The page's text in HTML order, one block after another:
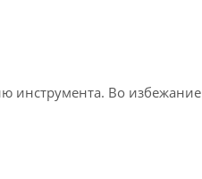
инструмента. Во избежание